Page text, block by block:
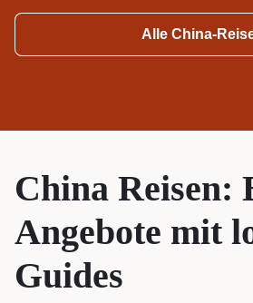
Alle China-
China Reisen:
Angebote mit
Guides